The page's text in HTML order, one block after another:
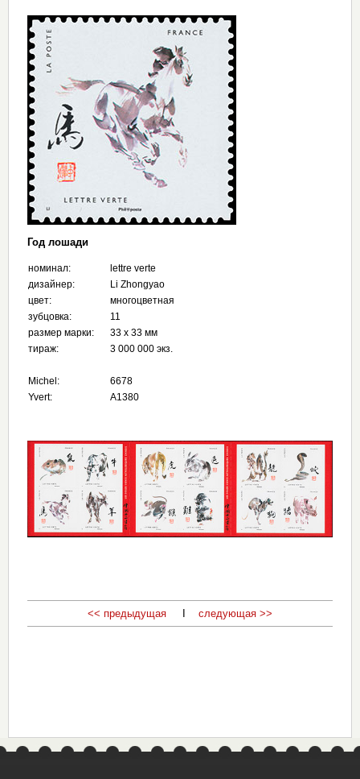
Год лошади
номинал:
lettre verte
дизайнер:
Li Zhongyao
цвет:
многоцветная
зубцовка:
11
размер марки:
33 x 33 мм
тираж:
3 000 000 экз.
Michel:
6678
Yvert:
A1380
<< предыдущая следующая >>